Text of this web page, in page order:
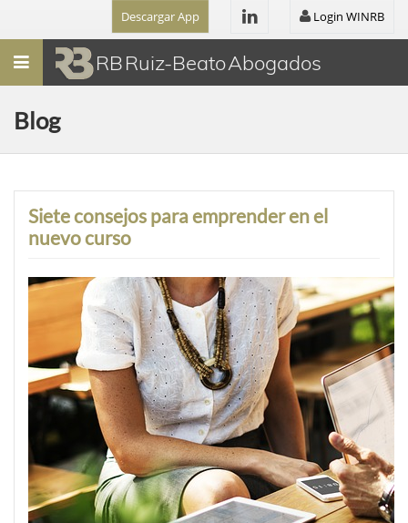
Descargar App Login WINRB
Menú RB Ruiz-Beato Abogados
Blog
Siete consejos para emprender en el
nuevo curso